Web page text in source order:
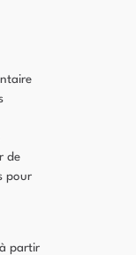
de
pour
partir